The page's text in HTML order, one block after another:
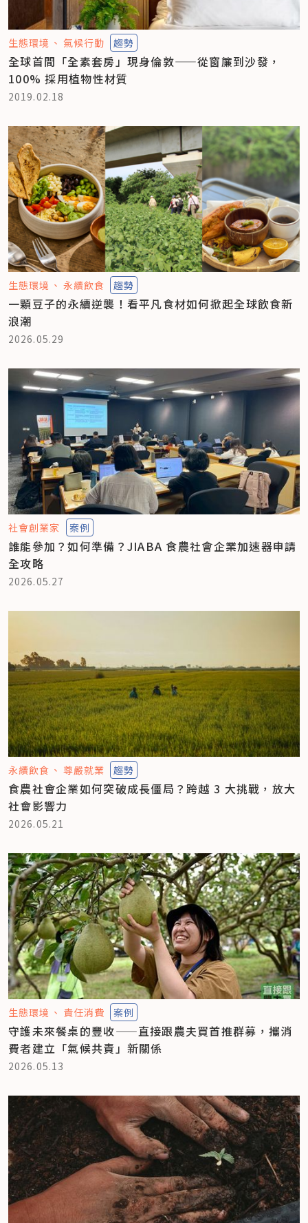
生態環境 氣候行動 趨勢
全球首間「全素套房」現身倫敦——從窗簾到沙發，
100% 採用植物性材質
2019.02.18
生態環境 永續飲食 趨勢
一顆豆子的永續逆襲！看平凡食材如何掀起全球飲食新
浪潮
2026.05.29
社會創業家 案例
誰能參加？如何準備？JIABA 食農社會企業加速器申請
全攻略
2026.05.27
永續飲食 尊嚴就業 趨勢
食農社會企業如何突破成長僵局？跨越 3 大挑戰，放大
社會影響力
2026.05.21
生態環境 責任消費 案例
守護未來餐桌的豐收——直接跟農夫買首推群募，攜消
費者建立「氣候共責」新關係
2026.05.13